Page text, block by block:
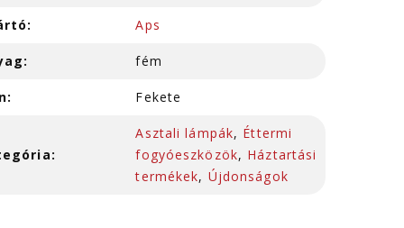
Aps
fém
Fekete
Asztali lámpák, Éttermi
fogyóeszközök, Háztartási
termékek, Újdonságok